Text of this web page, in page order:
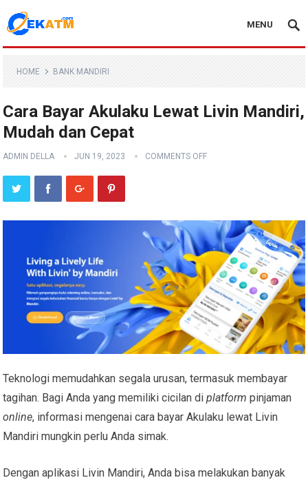
MENU
HOME BANK MANDIRI
Cara Bayar Akulaku Lewat Livin Mandiri,
Mudah dan Cepat
ADMIN DELLA JUN 19, 2023 COMMENTS OFF
Teknologi memudahkan segala urusan, termasuk membayar
tagihan. Bagi Anda yang memiliki cicilan diplatform pinjaman
online, informasi mengenaicara bayar Akulaku lewat Livin
Mandiri mungkin perlu Anda simak.
Denganaplikasi Livin Mandiri, Anda bisa melakukan banyak